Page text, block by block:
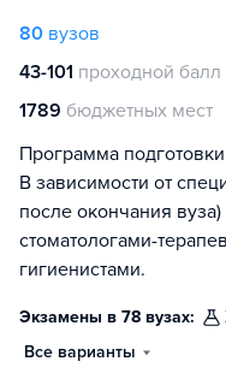
80 вузов
43-101 проходной балл
1789 бюджетных мест
Программа
В зависимости от
после окончания
стоматологами-
гигиенистами.
Экзамены в 78 вузах:
Все варианты